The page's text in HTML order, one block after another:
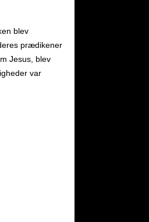
blev
prædikener
Jesus, blev
var